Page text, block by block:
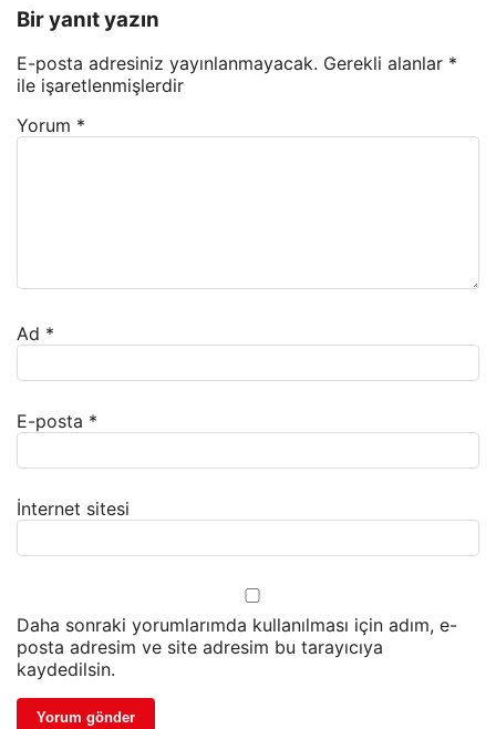
Bir yanıt yazın
E-posta adresiniz yayınlanmayacak. Gerekli alanlar *
ile işaretlenmişlerdir
Yorum *
Ad *
E-posta *
İnternet sitesi
Daha sonraki yorumlarımda kullanılması için adım, e-
posta adresim ve site adresim bu tarayıcıya
kaydedilsin.